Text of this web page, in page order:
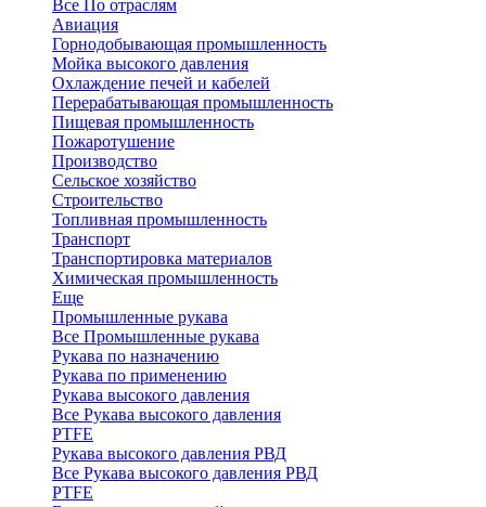
Все По отраслям
Авиация
Горнодобывающая промышленность
Мойка высокого давления
Охлаждение печей и кабелей
Перерабатывающая промышленность
Пищевая промышленность
Пожаротушение
Производство
Сельское хозяйство
Строительство
Топливная промышленность
Транспорт
Транспортировка материалов
Химическая промышленность
Еще
Промышленные рукава
Все Промышленные рукава
Рукава по назначению
Рукава по применению
Рукава высокого давления
Все Рукава высокого давления
PTFE
Рукава высокого давления РВД
Все Рукава высокого давления РВД
PTFE